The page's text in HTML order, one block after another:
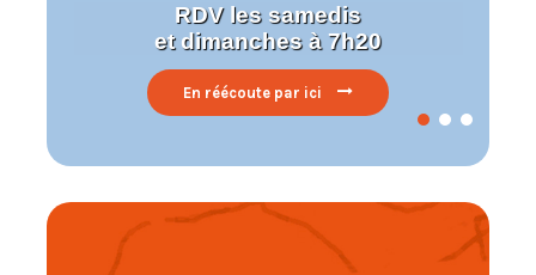
En réécoute par ici
RDV les samedis
et dimanches à 7h20